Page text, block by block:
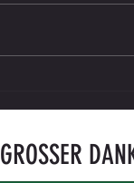
GROSSER